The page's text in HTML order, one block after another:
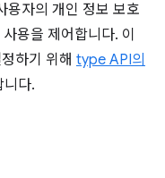
용자의 개인 정보 보호
용을 제어합니다. 이
하기 위해 type API의
니다.